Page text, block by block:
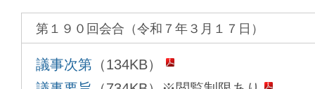
第１９０回会合（令和７年３月１７日）
議事次第 （134KB）